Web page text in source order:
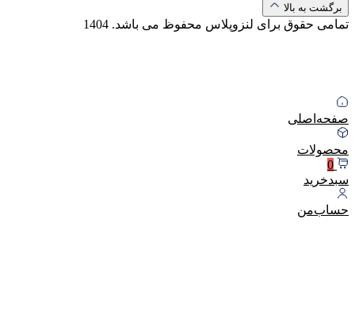
برگشت به بالا
تمامی حقوق برای لنزوپلاس محفوظ می باشد. 1404
صفحه‌اصلی
محصولات
0
سبد‌خرید
حساب‌من